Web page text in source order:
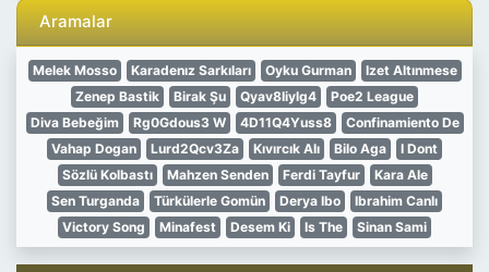
Aramalar
Melek Mosso Karadenız Sarkıları Oyku Gurman
Izet Altınmese
Zenep Bastik
Birak Şu Qyav8Iiylg4
Poe2 League
Diva Bebeğim
Rg0Gdous3 W 4D11Q4Yuss8
Confinamiento De
Vahap Dogan
Lurd2Qcv3Za Kıvırcık Alı Bilo Aga
I Dont
Sözlü Kolbastı
Mahzen Senden Ferdi Tayfur
Kara Ale
Sen Turganda
Türkülerle Gomün Derya Ibo
Ibrahim Canlı
Victory Song
Minafest Desem Ki Is The Sinan Sami